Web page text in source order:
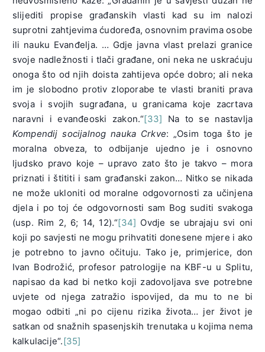
slijediti propise građanskih vlasti kad su im nalozi
suprotni zahtjevima ćudoređa, osnovnim pravima osobe
ili nauku Evanđelja. … Gdje javna vlast prelazi granice
svoje nadležnosti i tlači građane, oni neka ne uskraćuju
onoga što od njih doista zahtijeva opće dobro; ali neka
im je slobodno protiv zloporabe te vlasti braniti prava
svoja i svojih sugrađana, u granicama koje zacrtava
naravni i evanđeoski zakon.“[33] Na to se nastavlja
Kompendij socijalnog nauka Crkve: „Osim toga što je
moralna obveza, to odbijanje ujedno je i osnovno
ljudsko pravo koje – upravo zato što je takvo – mora
priznati i štititi i sam građanski zakon… Nitko se nikada
ne može ukloniti od moralne odgovornosti za učinjena
djela i po toj će odgovornosti sam Bog suditi svakoga
(usp. Rim 2, 6; 14, 12).“[34] Ovdje se ubrajaju svi oni
koji po savjesti ne mogu prihvatiti donesene mjere i ako
je potrebno to javno očituju. Tako je, primjerice, don
Ivan Bodrožić, profesor patrologije na KBF-u u Splitu,
napisao da kad bi netko koji zadovoljava sve potrebne
uvjete od njega zatražio ispovijed, da mu to ne bi
mogao odbiti „ni po cijenu rizika života… jer život je
satkan od snažnih spasenjskih trenutaka u kojima nema
kalkulacije“.[35]